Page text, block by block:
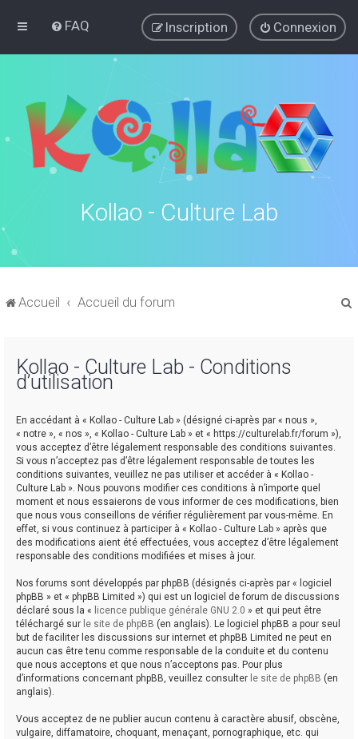
FAQ Connexion
Inscription
Kollao - Culture Lab
Accueil Accueil du forum
Kollao - Culture Lab - Conditions
d’utilisation
En accédant à « Kollao - Culture Lab » (désigné ci-après par « nous »,
« notre », « nos », « Kollao - Culture Lab » et « https://culturelab.fr/forum »),
vous acceptez d’être légalement responsable des conditions suivantes.
Si vous n’acceptez pas d’être légalement responsable de toutes les
conditions suivantes, veuillez ne pas utiliser et accéder à « Kollao -
Culture Lab ». Nous pouvons modifier ces conditions à n’importe quel
moment et nous essaierons de vous informer de ces modifications, bien
que nous vous conseillons de vérifier régulièrement par vous-même. En
effet, si vous continuez à participer à « Kollao - Culture Lab » après que
des modifications aient été effectuées, vous acceptez d’être légalement
responsable des conditions modifiées et mises à jour.
Nos forums sont développés par phpBB (désignés ci-après par « logiciel
phpBB » et « phpBB Limited ») qui est un logiciel de forum de discussions
déclaré sous la « licence publique générale GNU 2.0 » et qui peut être
téléchargé sur le site de phpBB (en anglais). Le logiciel phpBB a pour seul
but de faciliter les discussions sur internet et phpBB Limited ne peut en
aucun cas être tenu comme responsable de la conduite et du contenu
que nous acceptons et que nous n’acceptons pas. Pour plus
d’informations concernant phpBB, veuillez consulter le site de phpBB (en
anglais).
Vous acceptez de ne publier aucun contenu à caractère abusif, obscène,
vulgaire, diffamatoire, choquant, menaçant, pornographique, etc. qui